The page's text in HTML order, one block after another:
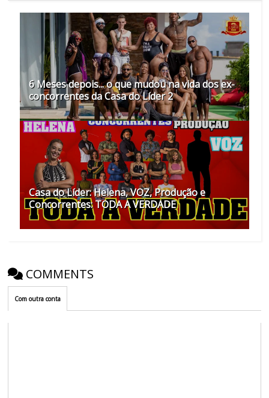
6 Meses depois... o que mudou na vida dos ex-
concorrentes da Casa do Líder 2
Casa do Líder: Helena, VOZ, Produção e
Concorrentes: TODA A VERDADE
COMMENTS
Com outra conta